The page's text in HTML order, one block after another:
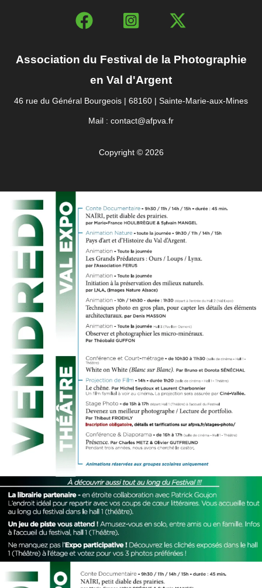
Association du Festival de la Photographie
en Val d'Argent
46 rue du Général Bourgeois | 68160 | Sainte-Marie-aux-Mines
Mail : contact@afpva.fr
Copyright © 2026